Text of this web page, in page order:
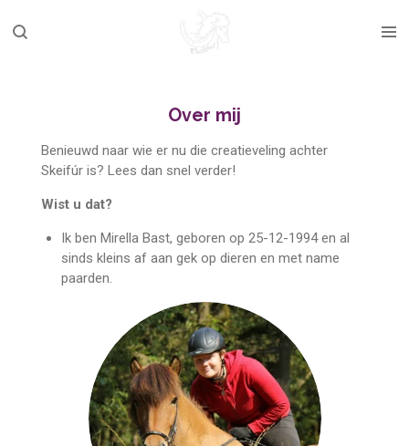
direct
Over mij
Benieuwd naar wie er nu die creatieveling achter
Skeifúr is? Lees dan snel verder!
Wist u dat?
Ik ben Mirella Bast, geboren op 25-12-1994 en al
sinds kleins af aan gek op dieren en met name
paarden.